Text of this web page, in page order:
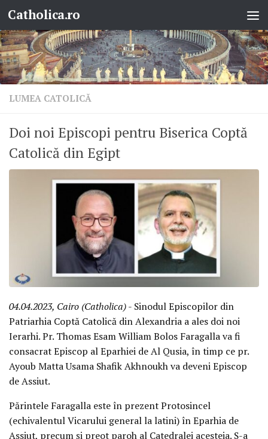
Skip to content
Catholica.ro
LUMEA CATOLICĂ
Doi noi Episcopi pentru Biserica Coptă
Catolică din Egipt
04.04.2023, Cairo (Catholica)- Sinodul Episcopilor din
Patriarhia Coptă Catolică din Alexandria a ales doi noi
Ierarhi. Pr. Thomas Esam William Bolos Faragalla va fi
consacrat Episcop al Eparhiei de Al Qusia, în timp ce pr.
Ayoub Matta Usama Shafik Akhnoukh va deveni Episcop
de Assiut.
Părintele Faragalla este în prezent Protosincel
(echivalentul Vicarului general la latini) în Eparhia de
Assiut, precum și preot paroh al Catedralei acesteia. S-a